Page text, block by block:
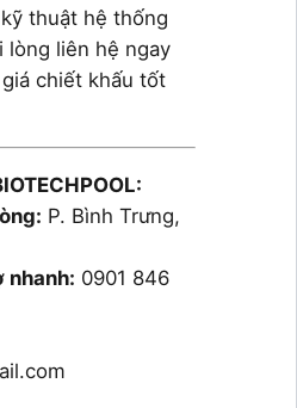
thuật hệ thống
lòng liên hệ ngay
chiết khấu tốt
P. Bình Trưng,
nhanh: 0901 846